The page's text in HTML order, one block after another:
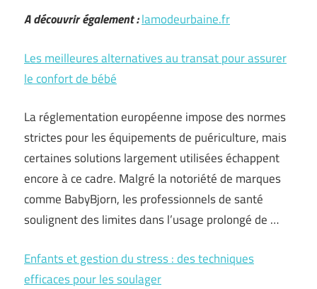
A découvrir également :lamodeurbaine.fr
Les meilleures alternatives au transat pour assurer
le confort de bébé
La réglementation européenne impose des normes
strictes pour les équipements de puériculture, mais
certaines solutions largement utilisées échappent
encore à ce cadre. Malgré la notoriété de marques
comme BabyBjorn, les professionnels de santé
soulignent des limites dans l’usage prolongé de …
Enfants et gestion du stress : des techniques
efficaces pour les soulager